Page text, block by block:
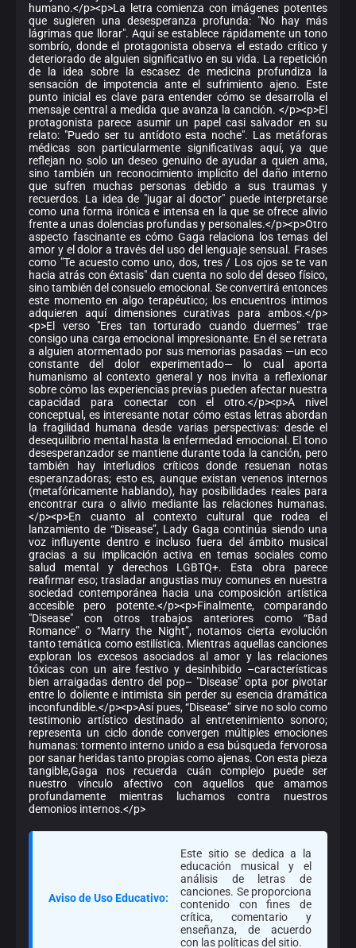
humano.</p><p>La letra comienza con imágenes potentes
que sugieren una desesperanza profunda: "No hay más
lágrimas que llorar". Aquí se establece rápidamente un tono
sombrío, donde el protagonista observa el estado crítico y
deteriorado de alguien significativo en su vida. La repetición
de la idea sobre la escasez de medicina profundiza la
sensación de impotencia ante el sufrimiento ajeno. Este
punto inicial es clave para entender cómo se desarrolla el
mensaje central a medida que avanza la canción. </p><p>El
protagonista parece asumir un papel casi salvador en su
relato: "Puedo ser tu antídoto esta noche". Las metáforas
médicas son particularmente significativas aquí, ya que
reflejan no solo un deseo genuino de ayudar a quien ama,
sino también un reconocimiento implícito del daño interno
que sufren muchas personas debido a sus traumas y
recuerdos. La idea de "jugar al doctor" puede interpretarse
como una forma irónica e intensa en la que se ofrece alivio
frente a unas dolencias profundas y personales.</p><p>Otro
aspecto fascinante es cómo Gaga relaciona los temas del
amor y el dolor a través del uso del lenguaje sensual. Frases
como "Te acuesto como uno, dos, tres / Los ojos se te van
hacia atrás con éxtasis" dan cuenta no solo del deseo físico,
sino también del consuelo emocional. Se convertirá entonces
este momento en algo terapéutico; los encuentros íntimos
adquieren aquí dimensiones curativas para ambos.</p>
<p>El verso "Eres tan torturado cuando duermes" trae
consigo una carga emocional impresionante. En él se retrata
a alguien atormentado por sus memorias pasadas —un eco
constante del dolor experimentado— lo cual aporta
humanismo al contexto general y nos invita a reflexionar
sobre cómo las experiencias previas pueden afectar nuestra
capacidad para conectar con el otro.</p><p>A nivel
conceptual, es interesante notar cómo estas letras abordan
la fragilidad humana desde varias perspectivas: desde el
desequilibrio mental hasta la enfermedad emocional. El tono
desesperanzador se mantiene durante toda la canción, pero
también hay interludios críticos donde resuenan notas
esperanzadoras; esto es, aunque existan venenos internos
(metafóricamente hablando), hay posibilidades reales para
encontrar cura o alivio mediante las relaciones humanas.
</p><p>En cuanto al contexto cultural que rodea el
lanzamiento de “Disease”, Lady Gaga continúa siendo una
voz influyente dentro e incluso fuera del ámbito musical
gracias a su implicación activa en temas sociales como
salud mental y derechos LGBTQ+. Esta obra parece
reafirmar eso; trasladar angustias muy comunes en nuestra
sociedad contemporánea hacia una composición artística
accesible pero potente.</p><p>Finalmente, comparando
"Disease" con otros trabajos anteriores como “Bad
Romance” o “Marry the Night”, notamos cierta evolución
tanto temática como estilística. Mientras aquellas canciones
exploran los excesos asociados al amor y las relaciones
tóxicas con un aire festivo y desinhibido –características
bien arraigadas dentro del pop– "Disease" opta por pivotar
entre lo doliente e intimista sin perder su esencia dramática
inconfundible.</p><p>Así pues, “Disease” sirve no solo como
testimonio artístico destinado al entretenimiento sonoro;
representa un ciclo donde convergen múltiples emociones
humanas: tormento interno unido a esa búsqueda fervorosa
por sanar heridas tanto propias como ajenas. Con esta pieza
tangible,Gaga nos recuerda cuán complejo puede ser
nuestro vínculo afectivo con aquellos que amamos
profundamente mientras luchamos contra nuestros
demonios internos.</p>
Aviso de Uso Educativo:
Este sitio se dedica a la
educación musical y el
análisis de letras de
canciones. Se proporciona
contenido con fines de
crítica, comentario y
enseñanza, de acuerdo
con las políticas del sitio.